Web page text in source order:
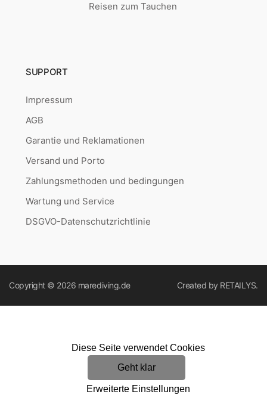
Reisen zum Tauchen
SUPPORT
Impressum
AGB
Garantie und Reklamationen
Versand und Porto
Zahlungsmethoden und bedingungen
Wartung und Service
DSGVO-Datenschutzrichtlinie
Copyright © 2026 marediving.de Created by RETAILYS.
Diese Seite verwendet Cookies
Geht klar
Erweiterte Einstellungen